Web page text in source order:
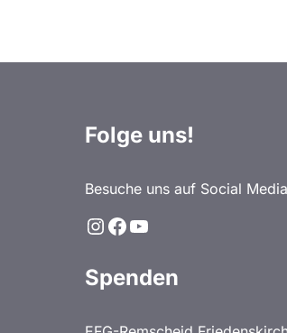
Folge uns!
Besuche uns auf Social
Instagram Facebook YouTube
Spenden